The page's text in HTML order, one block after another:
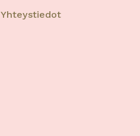
Yhteystiedot